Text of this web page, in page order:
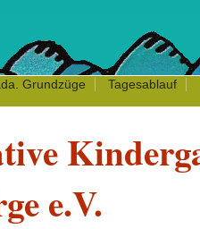
Grundzüge Tagesablauf
e.V.